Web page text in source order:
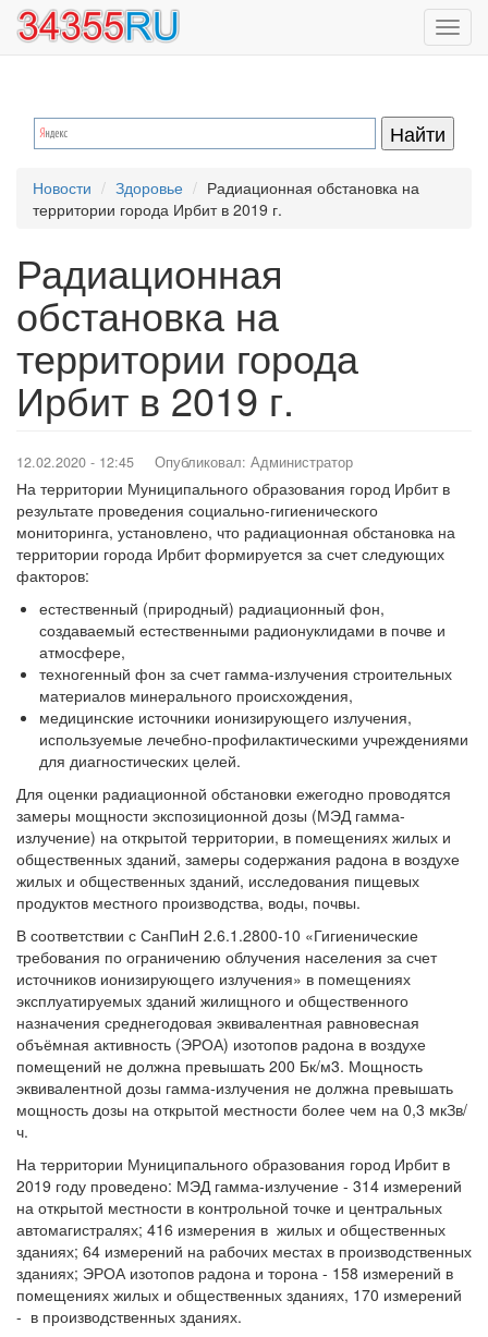
Перейти
основному
Новости Здоровье
Радиационная обстановка на
территории города Ирбит в 2019 г.
Радиационная
обстановка на
территории города
Ирбит в 2019 г.
12.02.2020 - 12:45 Опубликовал: Администратор
На территории Муниципального образования город Ирбит в
результате проведения социально-гигиенического
мониторинга, установлено, что радиационная обстановка на
территории города Ирбит формируется за счет следующих
факторов:
естественный (природный) радиационный фон,
создаваемый естественными радионуклидами в почве и
атмосфере,
техногенный фон за счет гамма-излучения строительных
материалов минерального происхождения,
медицинские источники ионизирующего излучения,
используемые лечебно-профилактическими учреждениями
для диагностических целей.
Для оценки радиационной обстановки ежегодно проводятся
замеры мощности экспозиционной дозы (МЭД гамма-
излучение) на открытой территории, в помещениях жилых и
общественных зданий, замеры содержания радона в воздухе
жилых и общественных зданий, исследования пищевых
продуктов местного производства, воды, почвы.
В соответствии с СанПиН 2.6.1.2800-10 «Гигиенические
требования по ограничению облучения населения за счет
источников ионизирующего излучения» в помещениях
эксплуатируемых зданий жилищного и общественного
назначения среднегодовая эквивалентная равновесная
объёмная активность (ЭРОА) изотопов радона в воздухе
помещений не должна превышать 200 Бк/м3. Мощность
эквивалентной дозы гамма-излучения не должна превышать
мощность дозы на открытой местности более чем на 0,3 мкЗв/
ч.
На территории Муниципального образования город Ирбит в
2019 году проведено: МЭД гамма-излучение - 314 измерений
на открытой местности в контрольной точке и центральных
автомагистралях; 416 измерения в жилых и общественных
зданиях; 64 измерений на рабочих местах в производственных
зданиях; ЭРОА изотопов радона и торона - 158 измерений в
помещениях жилых и общественных зданиях, 170 измерений
- в производственных зданиях.